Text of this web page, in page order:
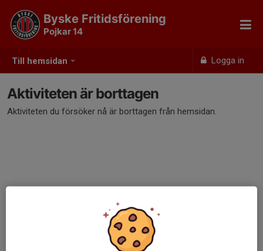
Till hemsidan Logga in
Byske Fritidsförening
Pojkar 14
Aktiviteten är borttagen
Aktiviteten du försöker nå är borttagen från hemsidan.